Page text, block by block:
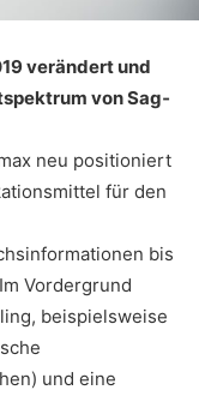
verändert und
von Sag­
neu positioniert
für den
bis
Vordergrund
beispielsweise
und eine